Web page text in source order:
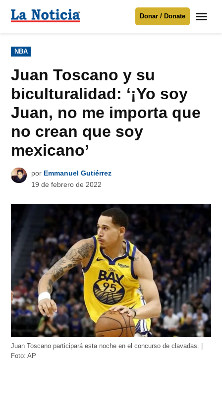
Para mantenerte informado necesitamos
Donar
contenido
Noticia
Donar / Donate
Publicado
en
NBA
Juan Toscano y su
biculturalidad: ‘¡Yo soy
Juan, no me importa que
no crean que soy
mexicano’
por Emmanuel Gutiérrez
19 de febrero de 2022
Juan Toscano participará esta noche en el concurso de clavadas. |
Foto: AP